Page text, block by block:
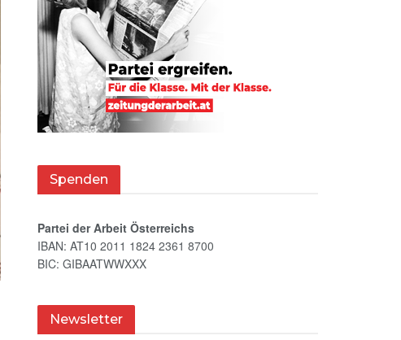
Spenden
Partei der Arbeit Österreichs
IBAN: AT10 2011 1824 2361 8700
BIC: GIBAATWWXXX
Newsletter